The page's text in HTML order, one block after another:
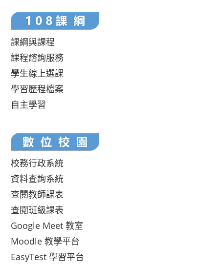
課綱與課程
課程諮詢服務
學生線上選課
學習歷程檔案
自主學習
校務行政系統
資料查詢系統
查閱教師課表
查閱班級課表
Google Meet 教室
Moodle 教學平台
EasyTest 學習平台